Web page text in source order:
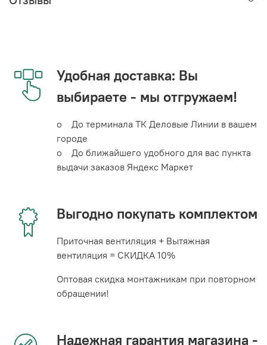
Удобная доставка: Вы
выбираете - мы отгружаем!
o До терминала ТК Деловые Линии в вашем
городе
o До ближайшего удобного для вас пункта
выдачи заказов Яндекс Маркет
Выгодно покупать комплектом
Приточная вентиляция + Вытяжная
вентиляция = СКИДКА 10%
Оптовая скидка монтажникам при повторном
обращении!
Надежная гарантия магазина -